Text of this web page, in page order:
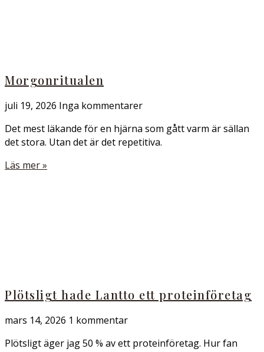
Morgonritualen
juli 19, 2026 Inga kommentarer
Det mest läkande för en hjärna som gått varm är sällan
det stora. Utan det är det repetitiva.
Läs mer »
Plötsligt hade Lantto ett proteinföretag
mars 14, 2026 1 kommentar
Plötsligt äger jag 50 % av ett proteinföretag. Hur fan